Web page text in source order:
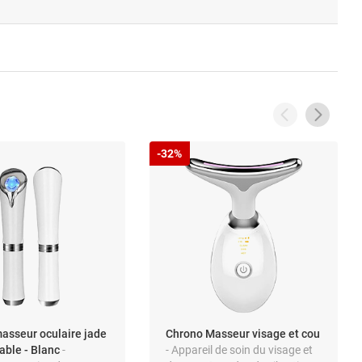
oculaire jade
- Blanc-
Chrono Masseur visage et cou
- Appareil de soin du visage et
-32%